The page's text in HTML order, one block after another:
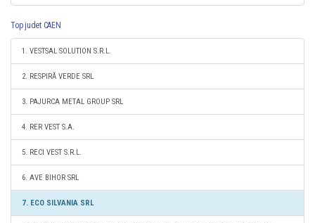
Top judet CAEN
1. VESTSAL SOLUTION S.R.L.
2. RESPIRĂ VERDE SRL
3. PAJURCA METAL GROUP SRL
4. RER VEST S.A.
5. RECI VEST S.R.L.
6. AVE BIHOR SRL
7. ECO SILVANIA SRL